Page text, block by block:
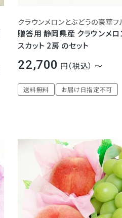
贈答用 静岡県産 クラウンメロン ＆ シャイ
スカット 2房 のセット
22,700 税込 〜
送料無料 お届け日指定不可